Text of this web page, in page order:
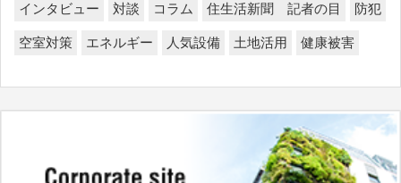
インタビュー 対談 コラム 住生活新聞 記者の目 防犯
空室対策 エネルギー 人気設備 土地活用 健康被害